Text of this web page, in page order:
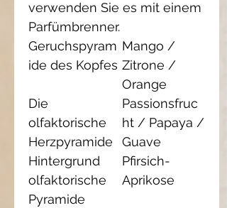
verwenden Sie es mit einem
Parfümbrenner.
Geruchspyram
ide des Kopfes
Mango /
Zitrone /
Orange
Die
olfaktorische
Herzpyramide
Passionsfruc
ht / Papaya /
Guave
Hintergrund
olfaktorische
Pyramide
Pfirsich-
Aprikose